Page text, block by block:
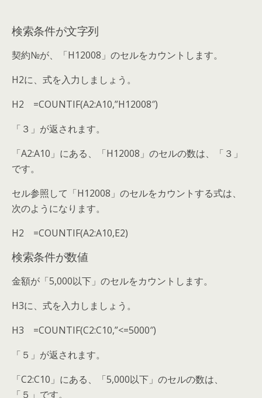
検索条件が文字列
契約№が、「H12008」のセルをカウントします。
H2に、式を入力しましょう。
H2 =COUNTIF(A2:A10,”H12008″)
「３」が返されます。
「A2:A10」にある、「H12008」のセルの数は、「３」
です。
セル参照して「H12008」のセルをカウントする式は、
次のようになります。
H2 =COUNTIF(A2:A10,E2)
検索条件が数値
金額が「5,000以下」のセルをカウントします。
H3に、式を入力しましょう。
H3 =COUNTIF(C2:C10,”<=5000″)
「５」が返されます。
「C2:C10」にある、「5,000以下」のセルの数は、
「５」です。